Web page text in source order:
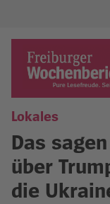
content
Freiburger
Lokales
Das
über
die